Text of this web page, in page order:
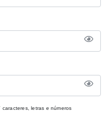
letras e números